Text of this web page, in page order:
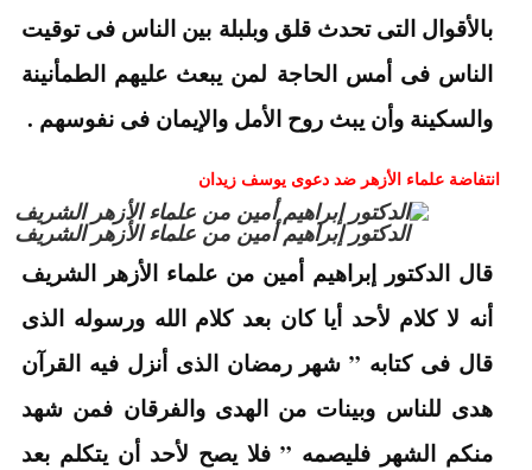
بالأقوال التى تحدث قلق وبلبلة بين الناس فى توقيت
الناس فى أمس الحاجة لمن يبعث عليهم الطمأنينة
والسكينة وأن يبث روح الأمل والإيمان فى نفوسهم .
انتفاضة علماء الأزهر ضد دعوى يوسف زيدان
الدكتور إبراهيم أمين من علماء الأزهر الشريف
قال الدكتور إبراهيم أمين من علماء الأزهر الشريف
أنه لا كلام لأحد أيا كان بعد كلام الله ورسوله الذى
قال فى كتابه ” شهر رمضان الذى أنزل فيه القرآن
هدى للناس وبينات من الهدى والفرقان فمن شهد
منكم الشهر فليصمه ” فلا يصح لأحد أن يتكلم بعد